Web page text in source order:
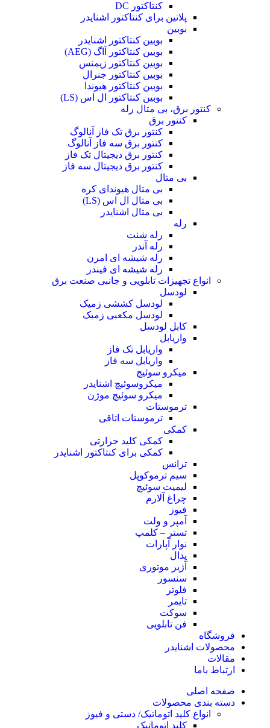
کنتاکتور DC
پلاتین برای کنتاکتور اشنایدر
بوبین
بوبین کنتاکتور اشنایدر
بوبین کنتاکتور آاگ (AEG)
بوبین کنتاکتور زیمنس
بوبین کنتاکتور جنرال
بوبین کنتاکتور هیوندا
بوبین کنتاکتور ال اس (LS)
کنتور برق، بی متال رله
کنتور برق
کنتور برق تک فاز آنالوگ
کنتور برق سه فاز آنالوگ
کنتور برق دیجیتال تک فاز
کنتور برق دیجیتال سه فاز
بی متال
بی متال هیوندای کره
بی متال ال اس (LS)
بی متال اشنایدر
رله
رله شنت
رله آندر
رله شیشه ای امرن
رله شیشه ای فیندر
انواع تجهیزات تابلویی و جانبی صنعت برق
لودسل
لودسل کششی زمیک
لودسل مکعبی زمیک
کابل لودسل
واریابل
واریابل تک فاز
واریابل سه فاز
میکرو سوئیچ
میکروسوئیچ اشنایدر
میکرو سوئیچ موژن
ترموستات
ترموستات اتاقی
کمکی
کمکی کلید حرارتی
کمکی برای کنتاکتور اشنایدر
ترانس
سیم ترموکوپل
لیمیت سوئیچ
چراغ آلارم
فیوز
آمپر و ولت
تستر – کلمپ
نوار آپارات
پدال
آژیر موتوری
سنسور
فلوتر
تایمر
سوکت
فن تابلویی
فروشگاه
محصولات اشنایدر
مقالات
ارتباط باما
صفحه اصلی
دسته بندی محصولات
انواع کلید اتوماتیک/ دستی و فیوز
کلید اتوماتیک